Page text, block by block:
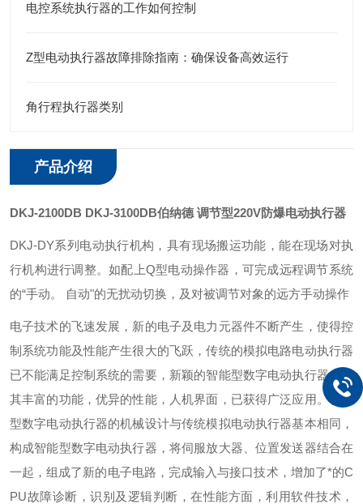
电控系统执行器的工作如何控制
Z型电动执行器故障排除指南：确保设备高效运行
角行程执行器类别
产品介绍
DKJ-2100DB DKJ-3100DB伯纳德 调节型220V防爆电动执行器
DKJ-DY系列电动执行机构，具有现场搬运功能，能在现场对执
行机构进行调整。如配上Q型电动操作器，可完成远程调节系统
的“手动。 自动"的无扰动切换，及对被调节对象的远方手动操作
电子技术的飞速发展，新的电子及电力元器件不断产生，使得控
制系统功能及性能产生很大的飞跃，传统的模拟电路电动执行器
已不能满足控制系统的需要，新颖的智能型数字电动执行器，以
其丰富的功能，优异的性能，人机界面，已获得广泛应用。智能
型数字电动执行器的机械设计与传统模拟电动执行器基本相同，
构成智能型数字电动执行器，将伺服放大器、位置发送器结合在
一起，组成了新的电子电路，完成输入与接口技术，增加了*的C
PU故障诊断，识别及逻辑判断，在性能方面，利用软件技术，